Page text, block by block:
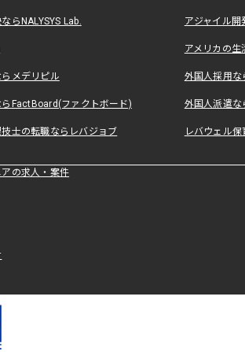
らNALYSYS Lab. アジャイル
アメリカの
メデリピル 外国人採用
FactBoard(ファクトボード) 外国人派遣な
士の転職ならレバジョブ レバウェル
の求人・案件